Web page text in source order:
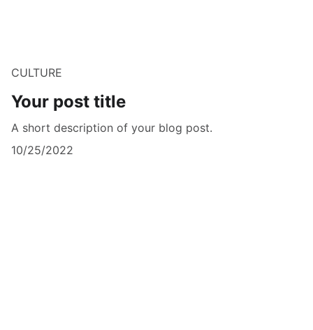
CULTURE
Your post title
A short description of your blog post.
10/25/2022